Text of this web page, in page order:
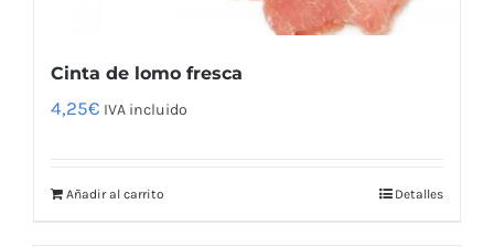
Cinta de lomo fresca
4,25€ IVA incluido
Añadir al carrito Detalles